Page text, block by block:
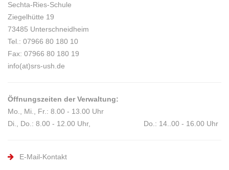
Sechta-Ries-Schule
Ziegelhütte 19
73485 Unterschneidheim
Tel.: 07966 80 180 10
Fax: 07966 80 180 19
info(at)srs-ush.de
Öffnungszeiten der Verwaltung:
Mo., Mi., Fr.: 8.00 - 13.00 Uhr
Di., Do.: 8.00 - 12.00 Uhr, Do.: 14..00 - 16.00 Uhr
E-Mail-Kontakt